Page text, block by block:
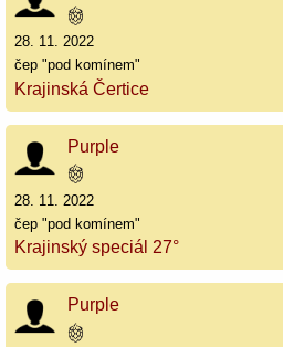
28. 11. 2022
čep "pod komínem"
Krajinská Čertice
Purple
28. 11. 2022
čep "pod komínem"
Krajinský speciál 27°
Purple